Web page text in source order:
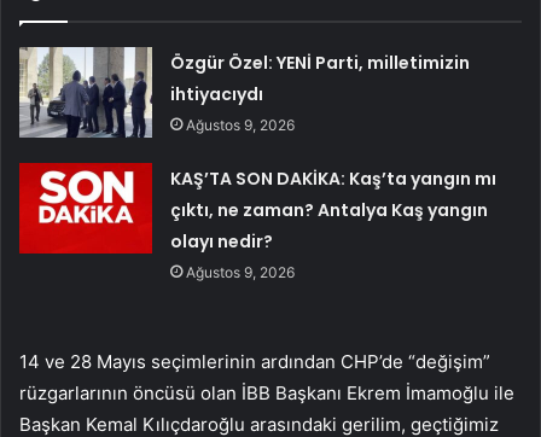
Özgür Özel: YENİ Parti, milletimizin
ihtiyacıydı
Ağustos 9, 2026
KAŞ’TA SON DAKİKA: Kaş’ta yangın mı
çıktı, ne zaman? Antalya Kaş yangın
olayı nedir?
Ağustos 9, 2026
14 ve 28 Mayıs seçimlerinin ardından CHP’de “değişim”
rüzgarlarının öncüsü olan İBB Başkanı Ekrem İmamoğlu ile
Başkan Kemal Kılıçdaroğlu arasındaki gerilim, geçtiğimiz